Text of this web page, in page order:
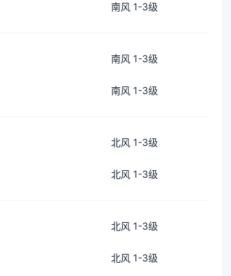
南风 1-3级
南风 1-3级
南风 1-3级
北风 1-3级
北风 1-3级
北风 1-3级
北风 1-3级